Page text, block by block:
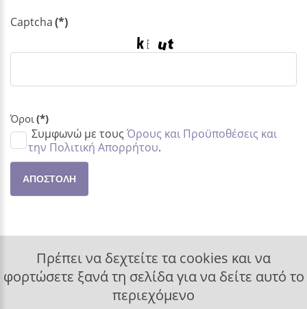
Captcha(*)
Όροι (*)
Συμφωνώ με τουςΌρους και Προϋποθέσεις και
την Πολιτική Απορρήτου.
ΑΠΟΣΤΟΛΉ
Πρέπει να δεχτείτε τα cookies και να
φορτώσετε ξανά τη σελίδα για να δείτε αυτό το
περιεχόμενο